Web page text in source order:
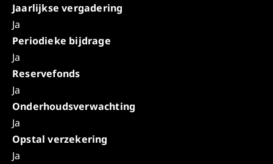
Jaarlijkse vergadering
Ja
Periodieke bijdrage
Ja
Reservefonds
Ja
Onderhoudsverwachting
Ja
Opstal verzekering
Ja